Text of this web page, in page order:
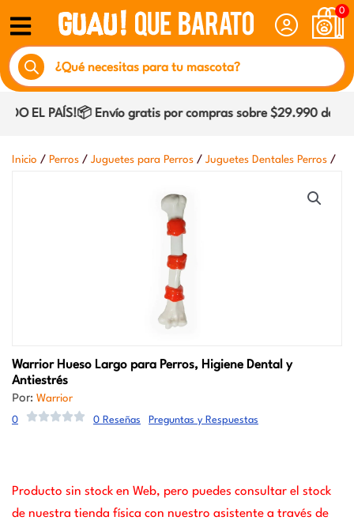
contenido
0
Búsqueda
de
productos
EL PAÍS!📦 Envío gratis por compras sobre $29.990 dentro
Inicio / Perros / Juguetes para Perros / Juguetes Dentales Perros /
WarriorHueso Largo para Perros, Higiene Dental y
Antiestrés
Por: Warrior
0 0 Reseñas Preguntas y Respuestas
Producto sin stock en Web, pero puedes consultar el stock
de nuestra tienda física con nuestro asistente a través de